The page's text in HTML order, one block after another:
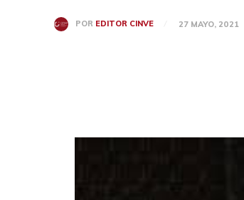
POR EDITOR CINVE 27 MAYO, 2021